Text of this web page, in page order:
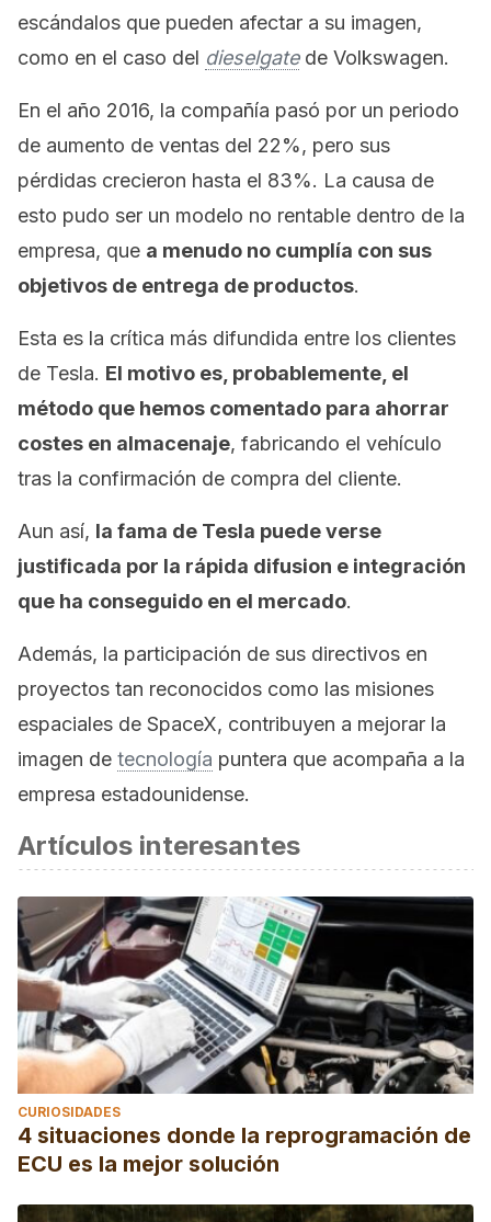
escándalos que pueden afectar a su imagen,
como en el caso del dieselgatede Volkswagen.
En el año 2016, la compañía pasó por un periodo
de aumento de ventas del 22%, pero sus
pérdidas crecieron hasta el 83%. La causa de
esto pudo ser un modelo no rentable dentro de la
empresa, que a menudo no cumplía con sus
objetivos de entrega de productos.
Esta es la crítica más difundida entre los clientes
de Tesla. El motivo es, probablemente, el
método que hemos comentado para ahorrar
costes en almacenaje, fabricando el vehículo
tras la confirmación de compra del cliente.
Aun así, la fama de Tesla puede verse
justificada por la rápida difusion e integración
que ha conseguido en el mercado.
Además, la participación de sus directivos en
proyectos tan reconocidos como las misiones
espaciales de SpaceX, contribuyen a mejorar la
imagen de tecnología puntera que acompaña a la
empresa estadounidense.
Artículos interesantes
CURIOSIDADES
4 situaciones donde la reprogramación de
ECU es la mejor solución